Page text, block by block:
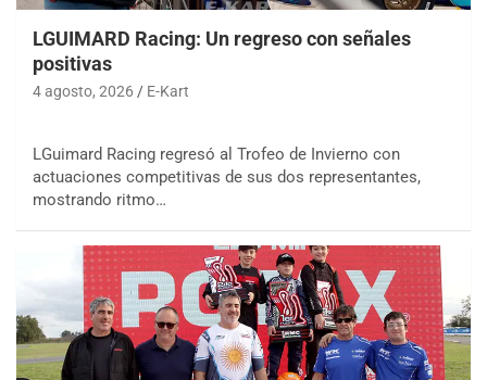
LGUIMARD Racing: Un regreso con señales
positivas
4 agosto, 2026 E-Kart
LGuimard Racing regresó al Trofeo de Invierno con
actuaciones competitivas de sus dos representantes,
mostrando ritmo…